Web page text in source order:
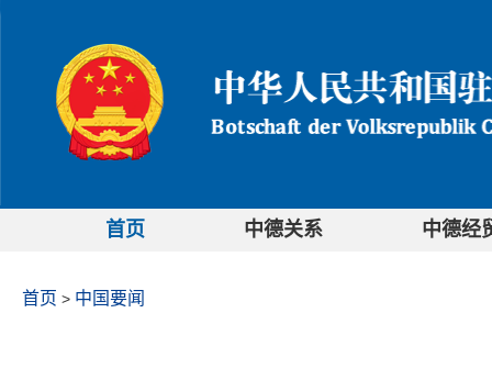
首页 中德关系 中德经
首页 > 中国要闻